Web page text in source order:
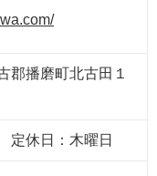
郡播磨町北古田１
休日：木曜日